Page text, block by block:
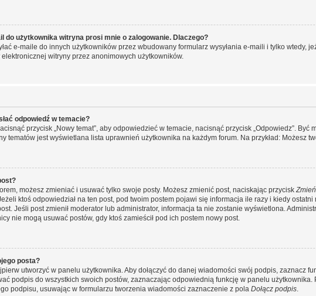
do użytkownika witryna prosi mnie o zalogowanie. Dlaczego?
e-maile do innych użytkowników przez wbudowany formularz wysyłania e-maili i tylko wtedy,
witryny przez anonimowych użytkowników.
odpowiedź w temacie?
przycisk „Nowy temat”, aby odpowiedzieć w temacie, nacisnąć przycisk „Odpowiedz”.
tematów jest wyświetlana lista uprawnień użytkownika na każdym forum. Na przykład: Możesz
możesz zmieniać i usuwać tylko swoje posty. Możesz zmienić post, naciskając przyciskZmień
ktoś odpowiedział na ten post, pod twoim postem pojawi się informacja ile razy i kiedy
Jeśli post zmienił moderator lub administrator, informacja ta nie zostanie wyświetlona.
nie mogą usuwać postów, gdy ktoś zamieścił pod ich postem nowy post.
posta?
utworzyć w panelu użytkownika. Aby dołączyć do danej wiadomości swój podpis, zaznacz
podpis do wszystkich swoich postów, zaznaczając odpowiednią funkcję w panelu
podpisu, usuwając w formularzu tworzenia wiadomości zaznaczenie z pola Dołącz podpis.